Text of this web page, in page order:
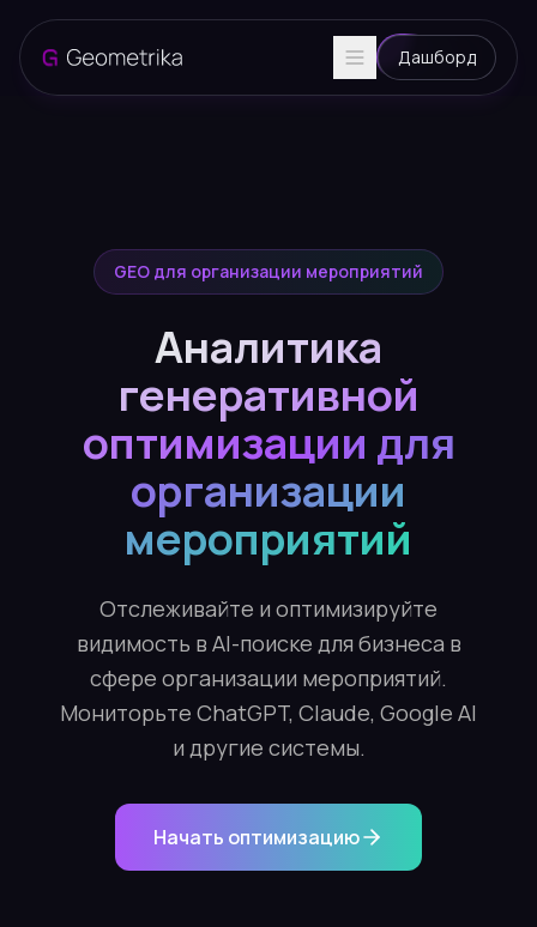
Дашборд
GEO для организации мероприятий
Аналитика
генеративной
оптимизации для
организации
мероприятий
Отслеживайте и оптимизируйте
видимость в AI-поиске для бизнеса в
сфере организации мероприятий.
Мониторьте ChatGPT, Claude, Google AI
и другие системы.
Начать оптимизацию